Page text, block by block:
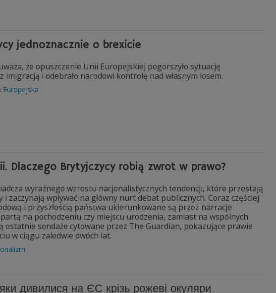
jednoznacznie o brexicie
że opuszczenie Unii Europejskiej pogorszyło sytuację
imigracją i odebrało narodowi kontrolę nad własnym losem.
Europejska
Dlaczego Brytyjczycy robią zwrot w prawo?
wyraźnego wzrostu nacjonalistycznych tendencji, które przestają
wpływać na główny nurt debat publicznych. Coraz częściej
i przyszłością państwa ukierunkowane są przez narracje
na pochodzeniu czy miejscu urodzenia, zamiast na wspólnych
ostatnie sondaże cytowane przez The Guardian, pokazujące prawie
w ciągu zaledwie dwóch lat.
дивилися на ЄС крізь рожеві окуляри